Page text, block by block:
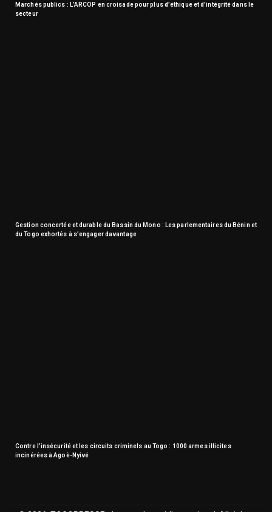
Marchés publics : L’ARCOP en croisade pour plus d’éthique et d’intégrité dans le
secteur
Gestion concertée et durable du Bassin du Mono : Les parlementaires du Bénin et
du Togo exhortés à s’engager davantage
Contre l’insécurité et les circuits criminels au Togo : 1000 armes illicites
incinérées à Agoè-Nyivé